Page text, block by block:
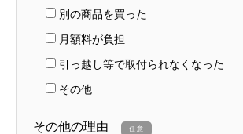
別の商品を買った
月額料が負担
引っ越し等で取付られなくなった
その他
その他の理由 任意